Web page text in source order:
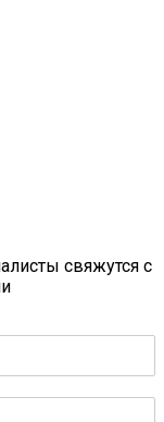
свяжутся с